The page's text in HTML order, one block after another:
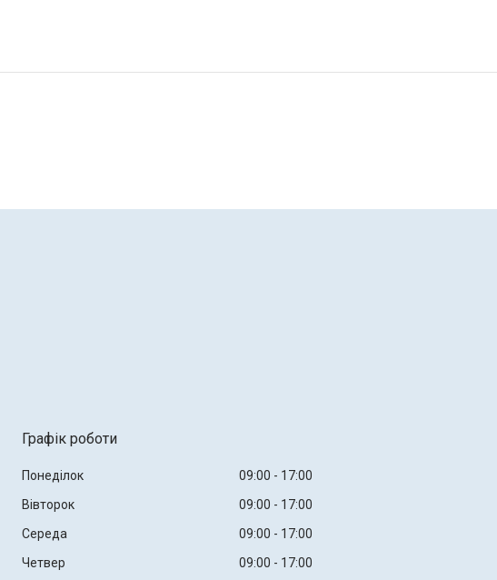
Графік роботи
Понеділок 09:00
17:00
Вівторок
09:00
17:00
Середа
09:00
17:00
Четвер
09:00 17:00